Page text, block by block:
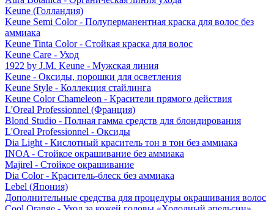
Keune (Голландия)
Keune Semi Color - Полуперманентная краска для волос без
аммиака
Keune Tinta Color - Стойкая краска для волос
Keune Care - Уход
1922 by J.M. Keune - Мужская линия
Keune - Оксиды, порошки для осветления
Keune Style - Коллекция стайлинга
Keune Color Chameleon - Красители прямого действия
L'Oreal Professionnel (Франция)
Blond Studio - Полная гамма средств для блондирования
L'Oreal Professionnel - Оксиды
Dia Light - Кислотный краситель тон в тон без аммиака
INOA - Стойкое окрашивание без аммиака
Majirel - Стойкое окрашивание
Dia Color - Краситель-блеск без аммиака
Lebel (Япония)
Дополнительные средства для процедуры окрашивания волос